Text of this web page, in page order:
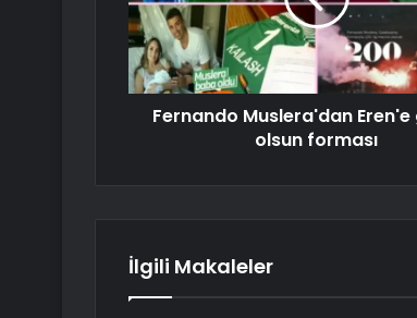
Fernando Muslera'dan Eren'e
olsun forması
İlgili Makaleler